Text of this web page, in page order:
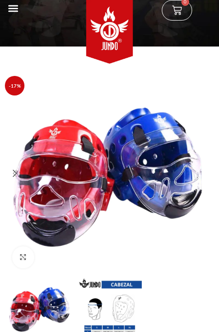
0
-17%